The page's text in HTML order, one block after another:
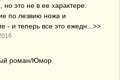
это не в ее характере.
по лезвию ножа и
- и теперь все это ежедн
>>
роман/Юмор